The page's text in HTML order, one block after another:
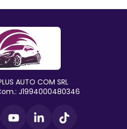
AUTO COM SRL
J1994000480346